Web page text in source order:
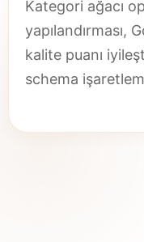
Kategori ağacı
yapılandırması,
kalite puanı
schema